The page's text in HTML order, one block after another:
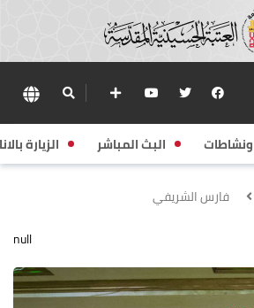
ونشاطات البث المباشر الزيارة
فارس الشريفي
null